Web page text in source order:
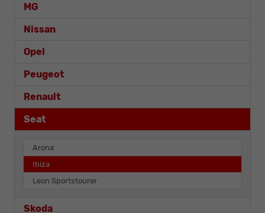
MG
Nissan
Opel
Peugeot
Renault
Seat
Arona
Ibiza
Leon Sportstourer
Skoda